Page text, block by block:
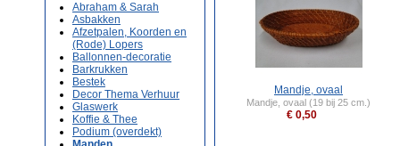
Abraham & Sarah
Asbakken
Afzetpalen, Koorden en
(Rode) Lopers
Ballonnen-decoratie
Barkrukken
Bestek
Decor Thema Verhuur
Glaswerk
Koffie & Thee
Podium (overdekt)
Mandje, ovaal
Mandje, ovaal (19 bij 25 cm.)
€ 0,50